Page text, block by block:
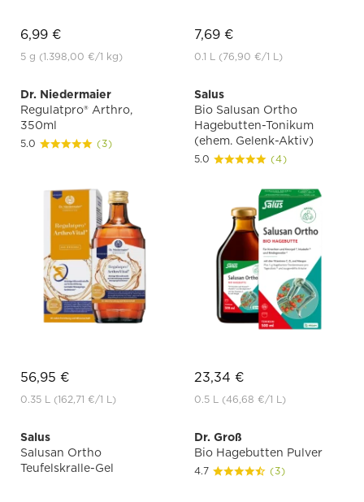
6,99 €
5 g (1.398,00 €/1 kg)
7,69 €
0.1 L (76,90 €/1 L)
Dr. Niedermaier
Regulatpro® Arthro,
350ml
5.0 (3)
56,95 €
0.35 L (162,71 €/1 L)
Salus
Bio Salusan Ortho
Hagebutten-Tonikum
(ehem. Gelenk-Aktiv)
5.0 (4)
23,34 €
0.5 L (46,68 €/1 L)
Salus
Salusan Ortho
Teufelskralle-Gel
Dr. Groß
Bio Hagebutten Pulver
4.7 (3)